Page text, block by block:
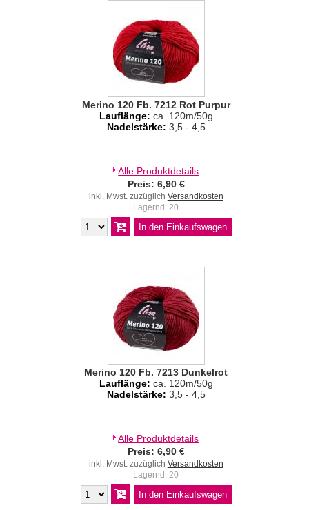
Merino 120 Fb. 7212 Rot Purpur
Lauflänge: ca. 120m/50g
Nadelstärke: 3,5 - 4,5
Alle Produktdetails
Preis: 6,90 €
inkl. Mwst. zuzüglich Versandkosten
Lagernd: 20
Merino 120 Fb. 7213 Dunkelrot
Lauflänge: ca. 120m/50g
Nadelstärke: 3,5 - 4,5
Alle Produktdetails
Preis: 6,90 €
inkl. Mwst. zuzüglich Versandkosten
Lagernd: 20